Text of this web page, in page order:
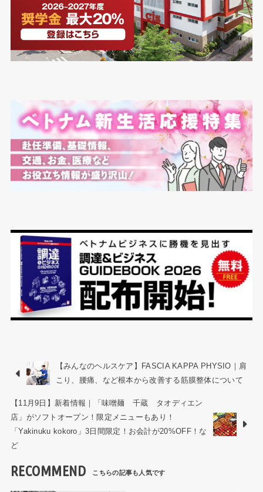
【みんなのヘルスケア】FASCIA KAPPA PHYSIO｜肩
こり、腰痛、など根本から改善する筋膜整体について
【11月9日】新着情報｜「味噌麺 千蔵 タオディエン
店」がソフトオープン！限定メニューもあり！
「Yakinuku kokoro」3日間限定！お会計が20%OFF！な
ど
RECOMMEND